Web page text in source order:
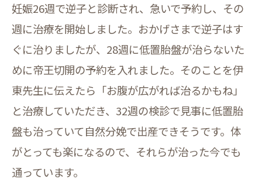
妊娠26週で逆子と診断され、急いで予約し、その
週に治療を開始しました。おかげさまで逆子はす
ぐに治りましたが、28週に低置胎盤が治らないた
めに帝王切開の予約を入れました。そのことを伊
東先生に伝えたら「お腹が広がれば治るかもね」
と治療していただき、32週の検診で見事に低置胎
盤も治っていて自然分娩で出産できそうです。体
がとっても楽になるので、それらが治った今でも
通っています。